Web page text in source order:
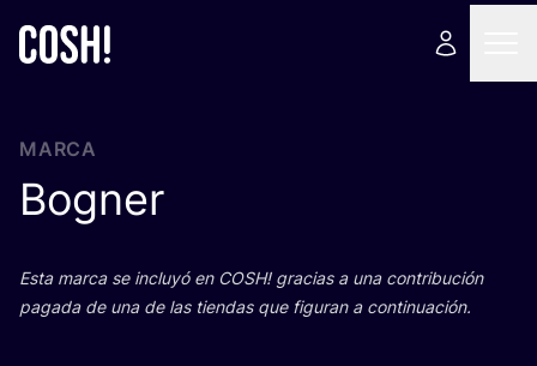
MARCA
Bogner
Esta mar­ca se inclu­yó en COSH! gra­cias a una con­tri­bu­ción
paga­da de una de las tien­das que figu­ran a continuación.